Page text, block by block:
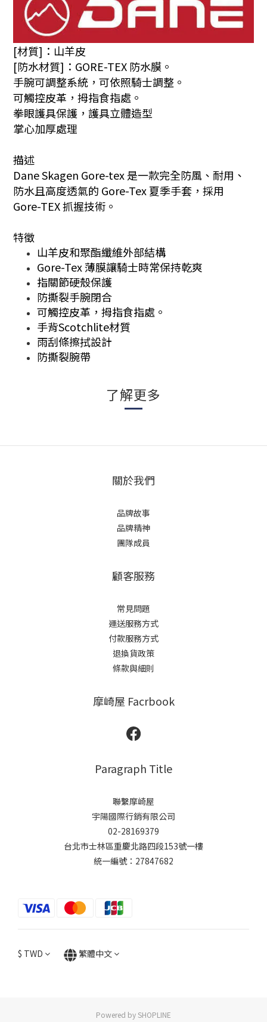
[材質]：山羊皮
[防水材質]：GORE-TEX 防水膜。
手腕可調整系統，可依照騎士調整。
可觸控皮革，拇指食指處。
拳眼護具保護，護具立體造型
掌心加厚處理
描述
Dane Skagen Gore-tex 是一款完全防風、耐用、
防水且高度透氣的 Gore-Tex 夏季手套，採用
Gore-TEX 抓握技術。
特徵
山羊皮和聚酯纖維外部結構
Gore-Tex 薄膜讓騎士時常保持乾爽
指關節硬殼保護
防撕裂手腕閉合
可觸控皮革，拇指食指處。
手背Scotchlite材質
雨刮條擦拭設計
防撕裂腕帶
了解更多
關於我們
品牌故事
品牌精神
團隊成員
顧客服務
常見問題
運送服務方式
付款服務方式
退換貨政策
條款與細則
摩崎屋 Facrbook
Paragraph Title
聯繫摩崎屋
宇陽國際行銷有限公司
02-28169379
台北市士林區重慶北路四段153號一樓
統一編號：27847682
$ TWD 繁體中文
Powered by SHOPLINE